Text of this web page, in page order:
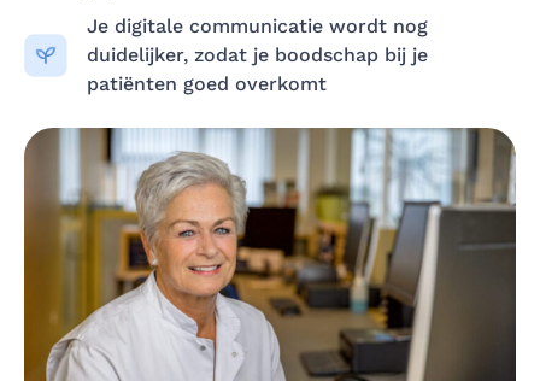
Je digitale communicatie wordt nog
duidelijker, zodat je boodschap bij je
patiënten goed overkomt